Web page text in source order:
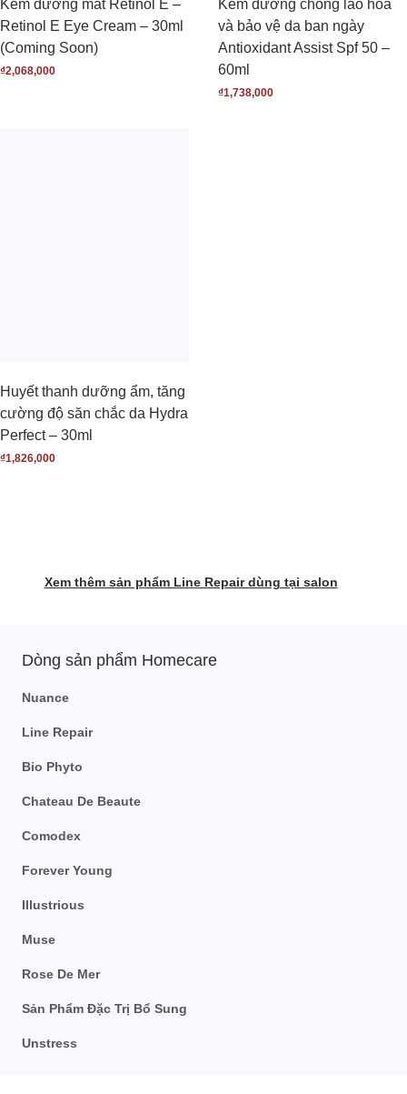
Dòng sản phẩm Homecare
Nuance
Line Repair
Bio Phyto
Chateau De Beaute
Comodex
Forever Young
Illustrious
Muse
Rose De Mer
Sản Phẩm Đặc Trị Bổ Sung
Unstress
Kem dưỡng mắt Retinol E –
Retinol E Eye Cream – 30ml
(Coming Soon)
₫2,068,000
Kem dưỡng chống lão hóa
và bảo vệ da ban ngày
Antioxidant Assist Spf 50 –
60ml
₫1,738,000
Huyết thanh dưỡng ẩm, tăng
cường độ săn chắc da Hydra
Perfect – 30ml
₫1,826,000
Xem thêm sản phẩm Line Repair dùng tại salon